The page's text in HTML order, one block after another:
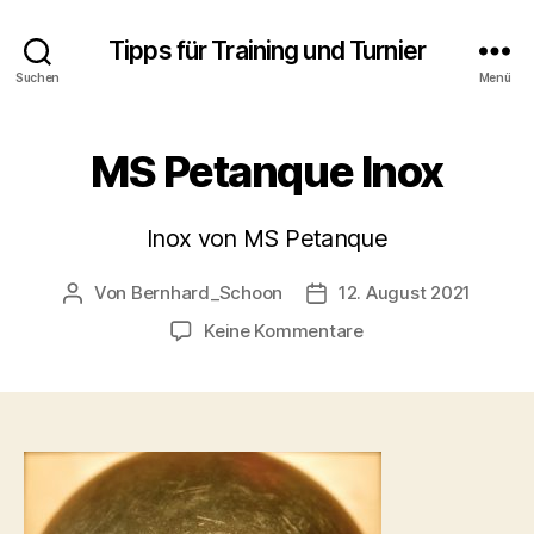
Suchen
Tipps für Training und Turnier
Menü
MS Petanque Inox
Inox von MS Petanque
Beitragsautor
Von Bernhard_Schoon Veröffentlichungsdatum
12. August 2021
Keine Kommentarezu